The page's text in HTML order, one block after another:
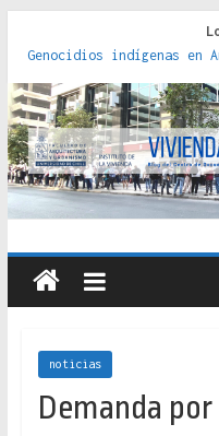
Genocidios indígenas en
Estudios sobre la
políticas, prácticas y
Donde el pedernal
crítica de las fronteras
Criterios técnicos para
Red de consultorios de
Santiago : un patrimonio
noticias
Demanda